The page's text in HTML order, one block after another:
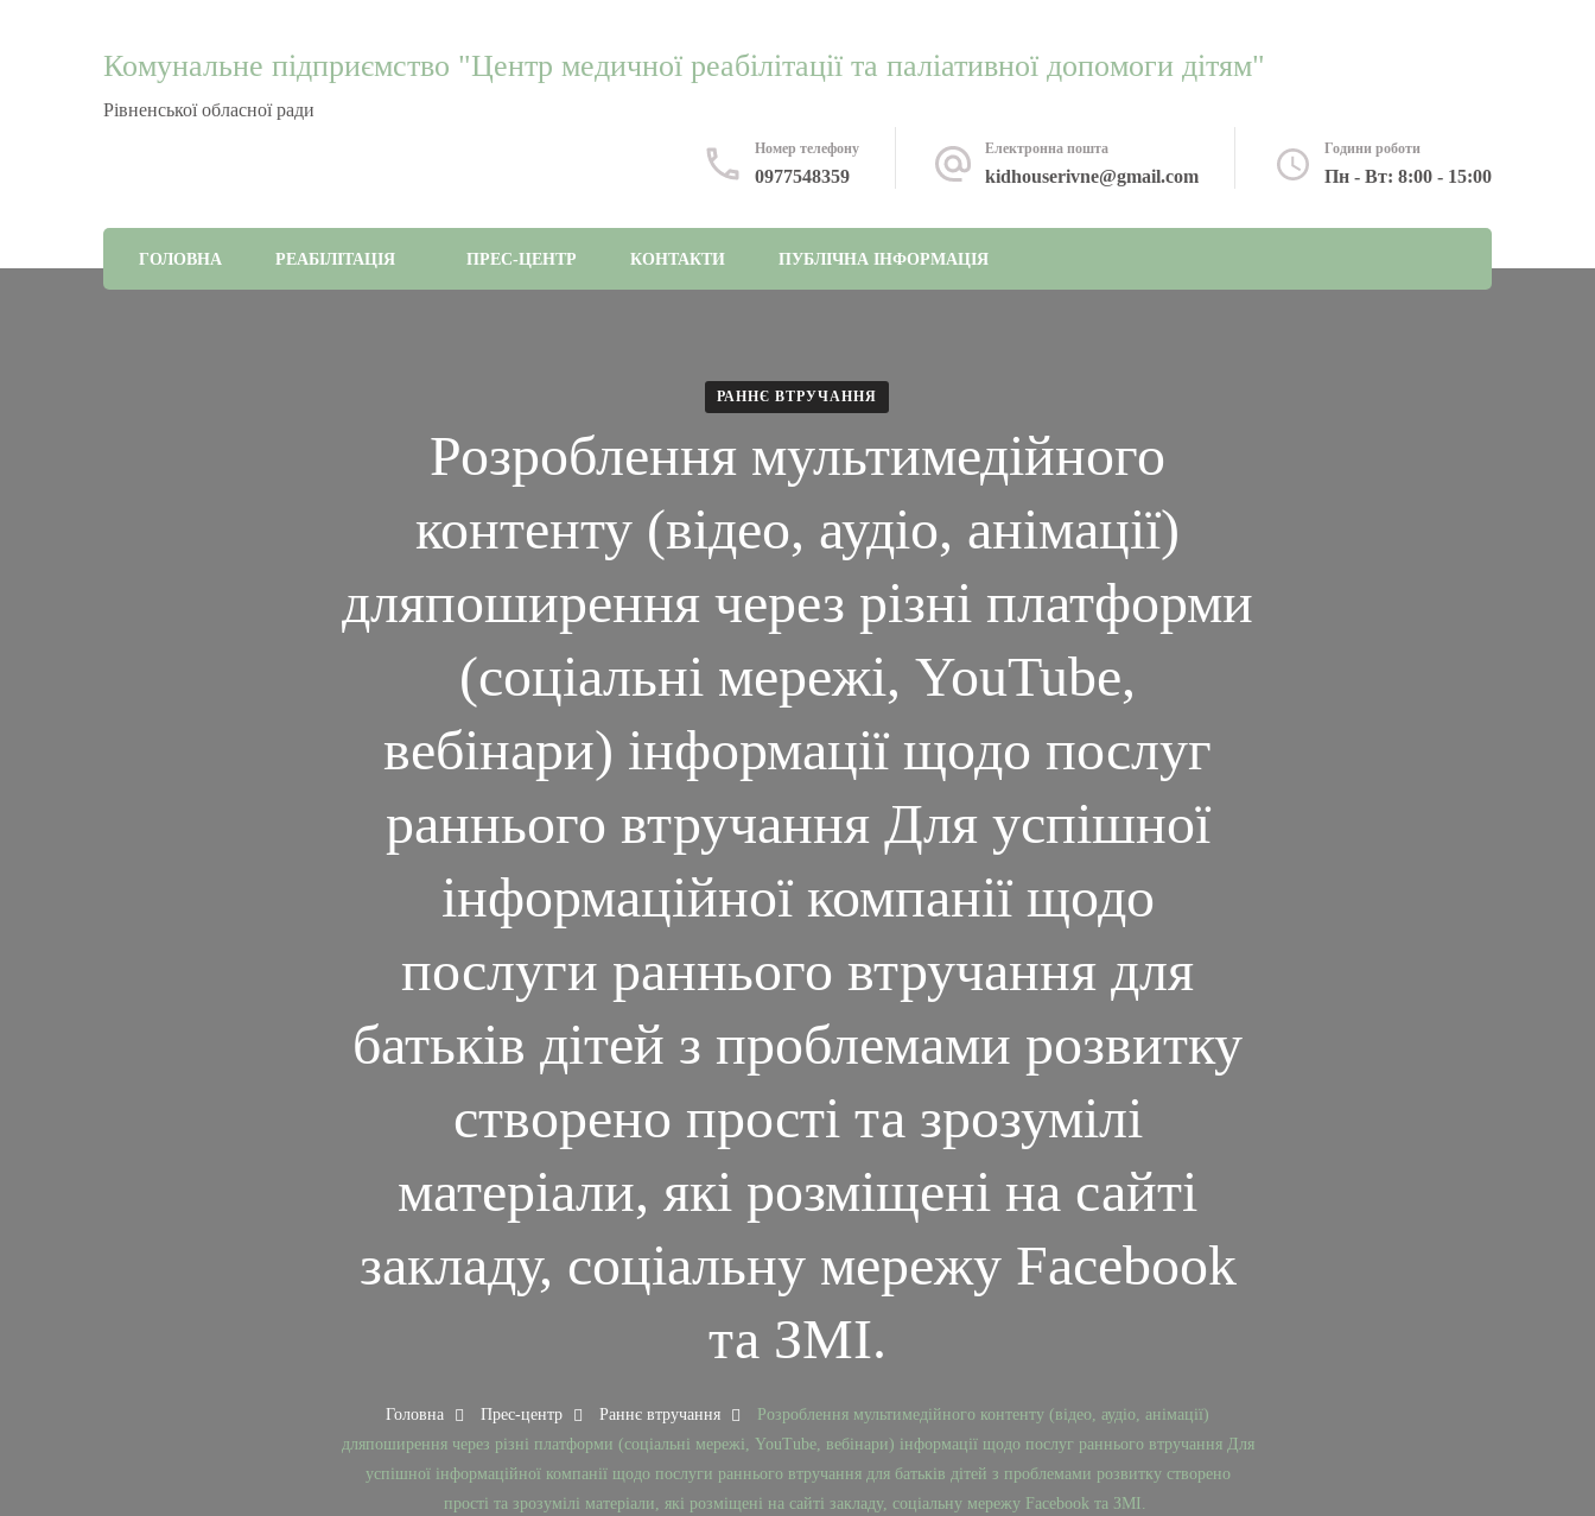
Комунальне підприємство "Центр медичної реабілітації та паліативної допомоги дітям"
Рівненської обласної ради
Номер телефону
0977548359
Електронна пошта
kidhouserivne@gmail.com
Години роботи
Пн - Вт: 8:00 - 15:00
ГОЛОВНА РЕАБІЛІТАЦІЯ ПРЕС-ЦЕНТР КОНТАКТИ ПУБЛІЧНА ІНФОРМАЦІЯ
РАННЄ ВТРУЧАННЯ
Розроблення мультимедійного
контенту (відео, аудіо, анімації)
дляпоширення через різні платформи
(соціальні мережі, YouTube,
вебінари) інформації щодо послуг
раннього втручання Для успішної
інформаційної компанії щодо
послуги раннього втручання для
батьків дітей з проблемами розвитку
створено прості та зрозумілі
матеріали, які розміщені на сайті
закладу, соціальну мережу Facebook
та ЗМІ.
Головна Прес-центр Раннє втручання
Розроблення мультимедійного контенту (відео, аудіо, анімації)
дляпоширення через різні платформи (соціальні мережі, YouTube, вебінари) інформації щодо послуг раннього втручання Для
успішної інформаційної компанії щодо послуги раннього втручання для батьків дітей з проблемами розвитку створено
прості та зрозумілі матеріали, які розміщені на сайті закладу, соціальну мережу Facebook та ЗМІ.